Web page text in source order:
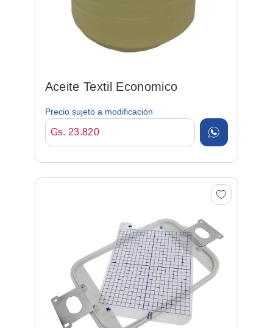
Aceite Textil Economico
Precio sujeto a modificación
Gs. 23.820